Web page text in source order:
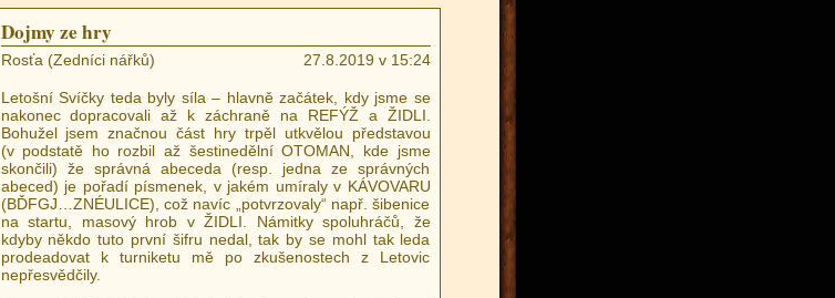
Dojmy ze hry
Rosťa (Zedníci nářků) 27.8.2019 v 15:24
Letošní Svíčky teda byly síla – hlavně začátek, kdy jsme se
nakonec dopracovali až k záchraně na REFÝŽ a ŽIDLI.
Bohužel jsem značnou část hry trpěl utkvělou představou
(v podstatě ho rozbil až šestinedělní OTOMAN, kde jsme
skončili) že správná abeceda (resp. jedna ze správných
abeced) je pořadí písmenek, v jakém umíraly v KÁVOVARU
(BĎFGJ…ZNÉULICE), což navíc „potvrzovaly“ např. šibenice
na startu, masový hrob v ŽIDLI. Námitky spoluhráčů, že
kdyby někdo tuto první šifru nedal, tak by se mohl tak leda
prodeadovat k turniketu mě po zkušenostech z Letovic
nepřesvědčily.